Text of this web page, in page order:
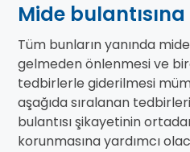
Mide
Tüm bunların yanında
gelmeden önlenmesi ve
tedbirlerle giderilmesi
aşağıda sıralanan
bulantısı şikayetinin
korunmasına yardımcı